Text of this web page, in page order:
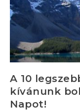
A 10
kívánunk
Napot!